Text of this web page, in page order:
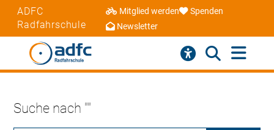
ADFC
Radfahrschule
Mitglied werden
Spenden
Newsletter
Suche nach ""